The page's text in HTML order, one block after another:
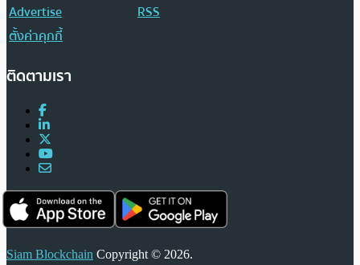
Advertise
RSS
ตั้งค่าคุกกี้
ติดตามเรา
Siam Blockchain Copyright © 2026.